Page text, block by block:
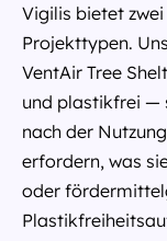
Vigilis bietet
Projekttypen.
VentAir Tree
und plastikfrei —
nach der
erfordern, was
oder